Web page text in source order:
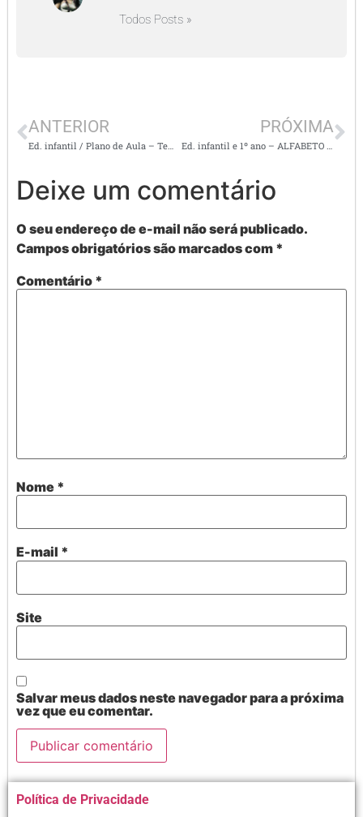
Todos Posts »
ANTERIOR PRÓXIMA
Deixe um comentário
O seu endereço de e-mail não será publicado.
Campos obrigatórios são marcados com *
Comentário *
Nome *
E-mail *
Site
Salvar meus dados neste navegador para a próxima
vez que eu comentar.
Alternative:
Política de Privacidade